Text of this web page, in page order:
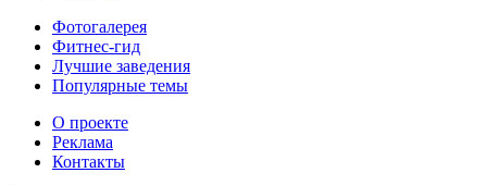
Фотогалерея
Фитнес-гид
Лучшие заведения
Популярные темы
О проекте
Реклама
Контакты